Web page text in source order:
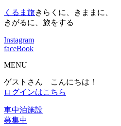
くるま旅きらくに、きままに、
きがるに、旅をする
Instagram
faceBook
MENU
ゲストさん こんにちは！
ログインはこちら
車中泊施設
募集中